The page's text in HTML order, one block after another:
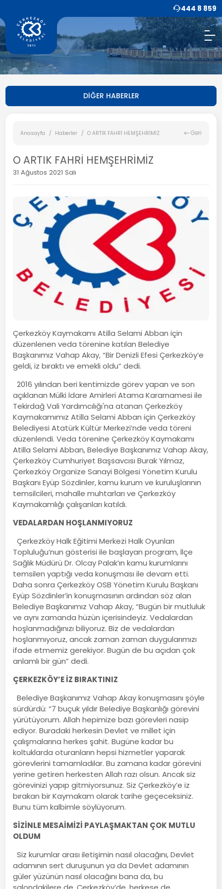
444 8 859
DİĞER HABERLER
Anasayfa Haberler O ARTIK FAHRİ HEMŞEHRİMİZ Geri
O ARTIK FAHRİ HEMŞEHRİMİZ
31 Ağustos 2021 Salı
Çerkezköy Kaymakamı Atilla Selami Abban için
düzenlenen veda törenine katılan Belediye
Başkanımız Vahap Akay, “Bir Denizli Efesi Çerkezköy’e
geldi, iz bıraktı ve emekli oldu” dedi.
2016 yılından beri kentimizde görev yapan ve son
açıklanan Mülki İdare Amirleri Atama Kararnamesi ile
Tekirdağ Vali Yardımcılığı'na atanan Çerkezköy
Kaymakamımız Atilla Selami Abban için Çerkezköy
Belediyesi Atatürk Kültür Merkezi’nde veda töreni
düzenlendi. Veda törenine Çerkezköy Kaymakamı
Atilla Selami Abban, Belediye Başkanımız Vahap Akay,
Çerkezköy Cumhuriyet Başsavcısı Burak Yılmaz,
Çerkezköy Organize Sanayi Bölgesi Yönetim Kurulu
Başkanı Eyüp Sözdinler, kamu kurum ve kuruluşlarının
temsilcileri, mahalle muhtarları ve Çerkezköy
Kaymakamlığı çalışanları katıldı.
VEDALARDAN HOŞLANMIYORUZ
Çerkezköy Halk Eğitimi Merkezi Halk Oyunları
Topluluğu’nun gösterisi ile başlayan program, İlçe
Sağlık Müdürü Dr. Olcay Palak’ın kamu kurumlarını
temsilen yaptığı veda konuşması ile devam etti.
Daha sonra Çerkezköy OSB Yönetim Kurulu Başkanı
Eyüp Sözdinler’in konuşmasının ardından söz alan
Belediye Başkanımız Vahap Akay, “Bugün bir mutluluk
ve aynı zamanda hüzün içerisindeyiz. Vedalardan
hoşlanmadığınızı biliyoruz. Biz de vedalardan
hoşlanmıyoruz, ancak zaman zaman duygularımızı
ifade etmemiz gerekiyor. Bugün de bu açıdan çok
anlamlı bir gün” dedi.
ÇERKEZKÖY’E İZ BIRAKTINIZ
Belediye Başkanımız Vahap Akay konuşmasını şöyle
sürdürdü: “7 buçuk yıldır Belediye Başkanlığı görevini
yürütüyorum. Allah hepimize bazı görevleri nasip
ediyor. Buradaki herkesin Devlet ve millet için
çalışmalarına herkes şahit. Bugüne kadar bu
koltuklarda oturanların hepsi hizmetler yaparak
görevlerini tamamladılar. Bu zamana kadar görevini
yerine getiren herkesten Allah razı olsun. Ancak siz
görevinizi yapıp gitmiyorsunuz. Siz Çerkezköy’e iz
bırakan bir Kaymakam olarak tarihe geçeceksiniz.
Bunu tüm kalbimle söylüyorum.
SİZİNLE MESAİMİZİ PAYLAŞMAKTAN ÇOK MUTLU
OLDUM
Siz kurumlar arası iletişimin nasıl olacağını, Devlet
adamının sert duruşunun ya da Devlet adamının
güler yüzünün nasıl olacağını bana da, bu